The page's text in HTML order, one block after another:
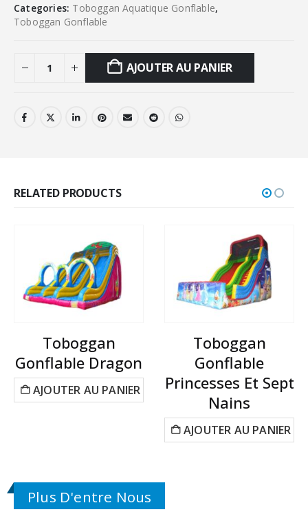
Categories: Toboggan Aquatique Gonflable,
Toboggan Gonflable
AJOUTER AU PANIER
RELATED PRODUCTS
Toboggan
Gonflable Dragon
AJOUTER AU PANIER
Toboggan
Gonflable
Princesses Et Sept
Nains
AJOUTER AU PANIER
Plus D'entre Nous